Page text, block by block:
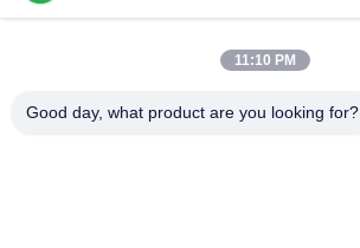
11:10 PM
Good day, what product are you looking for?